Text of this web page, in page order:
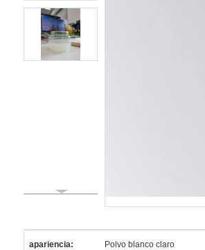
apariencia: Polvo blanco claro